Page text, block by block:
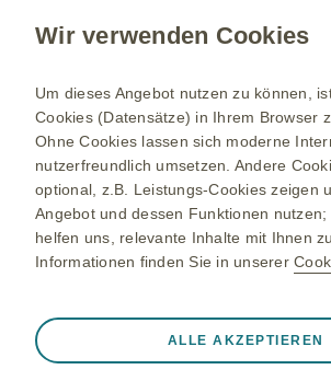
Kontakt/Nebenwirkung melden
Newsletter
Bestellservice
Therapiegebiete
Meningokokken-Erkrankungen
Wir verwenden Cookies
Um dieses Angebot nutzen zu können,
Cookies (Datensätze) in Ihrem Browser
Ohne Cookies lassen sich moderne
nutzerfreundlich umsetzen. Andere
optional, z.B. Leistungs-Cookies zeigen
Angebot und dessen Funktionen
helfen uns, relevante Inhalte mit Ihnen
Informationen finden Sie in unserer
Nur unbedingt
ALLE AKZEPTIEREN